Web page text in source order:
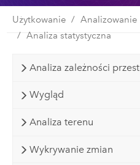
Użytkowanie Analizowanie
Analiza statystyczna
Analiza zależności
Wygląd
Analiza terenu
Wykrywanie zmian